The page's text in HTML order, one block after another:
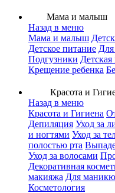
Мама и малыш
Назад в меню
Мама и малыш
Детское питание
Подгузники Детская
Крещение ребенка
Красота и
Назад в меню
Красота и Гигиена
Депиляция Уход за
и ногтями Уход за
полостью рта
Уход за волосами
Декоративная
макияжа Для
Косметология